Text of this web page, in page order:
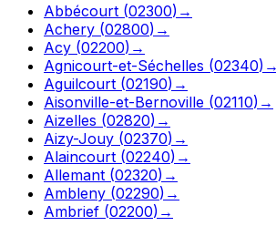
Abbécourt (02300) →
Achery (02800) →
Acy (02200) →
Agnicourt-et-Séchelles (02340) →
Aguilcourt (02190) →
Aisonville-et-Bernoville (02110) →
Aizelles (02820) →
Aizy-Jouy (02370) →
Alaincourt (02240) →
Allemant (02320) →
Ambleny (02290) →
Ambrief (02200) →